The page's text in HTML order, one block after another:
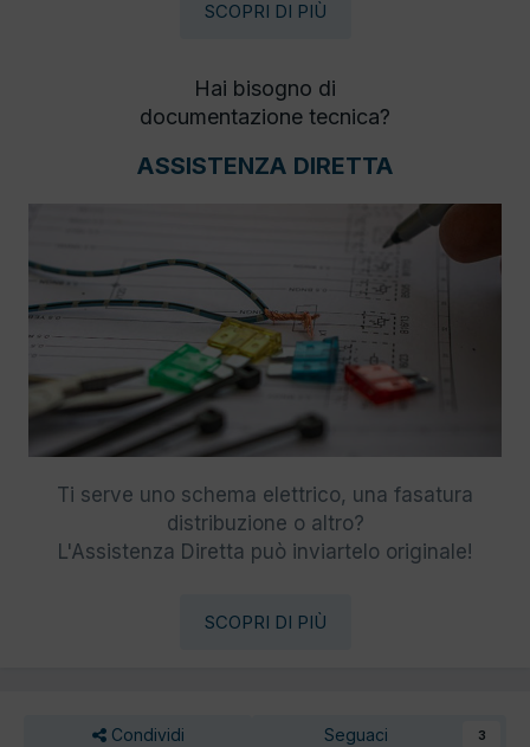
SCOPRI DI PIÙ
Hai bisogno di
documentazione tecnica?
ASSISTENZA DIRETTA
Ti serve uno schema elettrico, una fasatura
distribuzione o altro?
L'Assistenza Diretta può inviartelo originale!
SCOPRI DI PIÙ
Condividi Seguaci 3